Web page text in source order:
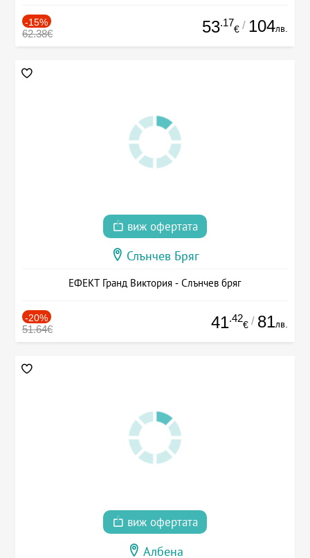
-15%
62.38€ 53.17
€ / 104лв.
виж офертата
Слънчев Бряг
ЕФЕКТ Гранд Виктория - Слънчев бряг
-20%
51.64€ 41.42
€ / 81лв.
виж офертата
Албена